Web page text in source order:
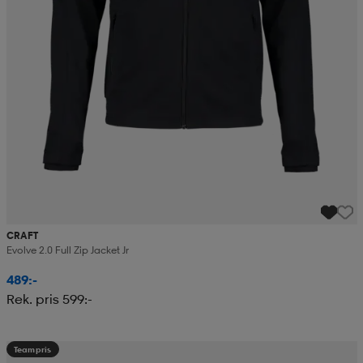
CRAFT
Evolve 2.0 Full Zip Jacket Jr
489:-
Rek. pris 599:-
Teampris